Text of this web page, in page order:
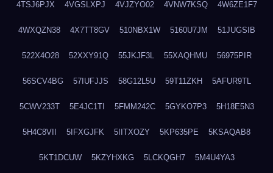
4TSJ6PJX 4VGSLXPJ 4VJZYO02 4VNW7KSQ 4W6ZE1F7
4WXQZN38 4X7TT8GV 510NBX1W 5160U7JM 51JUGSIB
522X4O28 52XXY91Q 55JKJF3L 55XAQHMU 56975PIR
56SCV4BG 57IUFJJS 58G12L5U 59T11ZKH 5AFUR9TL
5CWV233T 5E4JC1TI 5FMM242C 5GYKO7P3 5H18E5N3
5H4C8VII 5IFXGJFK 5IITXOZY 5KP635PE 5KSAQAB8
5KT1DCUW 5KZYHXKG 5LCKQGH7 5M4U4YA3